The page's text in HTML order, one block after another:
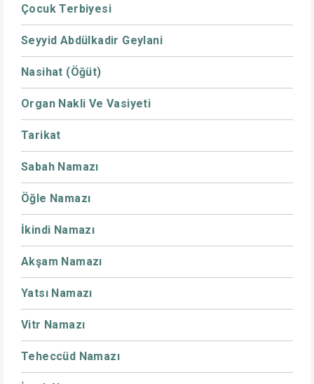
Çocuk Terbiyesi
Seyyid Abdülkadir Geylani
Nasihat (Öğüt)
Organ Nakli Ve Vasiyeti
Tarikat
Sabah Namazı
Öğle Namazı
İkindi Namazı
Akşam Namazı
Yatsı Namazı
Vitr Namazı
Teheccüd Namazı